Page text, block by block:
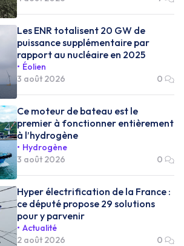
Les ENR totalisent 20 GW de
puissance supplémentaire par
rapport au nucléaire en 2025
Éolien
3 août 2026
0
Ce moteur de bateau est le
premier à fonctionner entièrement
à l’hydrogène
Hydrogène
3 août 2026
0
Hyper électrification de la France :
ce député propose 29 solutions
pour y parvenir
Actualité
2 août 2026
0